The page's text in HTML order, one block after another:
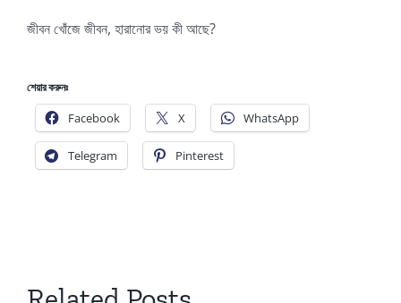
জীবন খোঁজে জীবন, হারানোর ভয় কী আছে?
শেয়ার করুনঃ
Facebook X WhatsApp
Telegram Pinterest